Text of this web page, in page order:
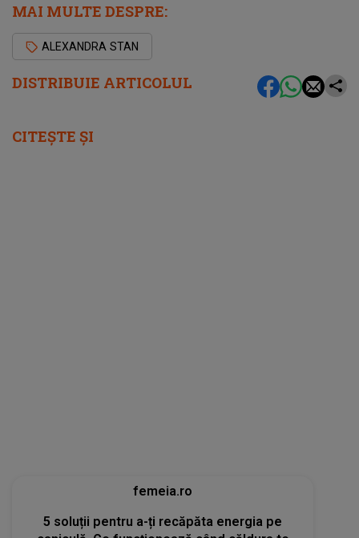
DISTRIBUIE ARTICOLUL
MAI MULTE DESPRE:
ALEXANDRA STAN
CITEȘTE ȘI